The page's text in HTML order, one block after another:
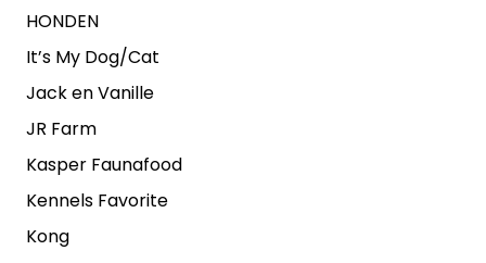
HONDEN
It’s My Dog/Cat
Jack en Vanille
JR Farm
Kasper Faunafood
Kennels Favorite
Kong